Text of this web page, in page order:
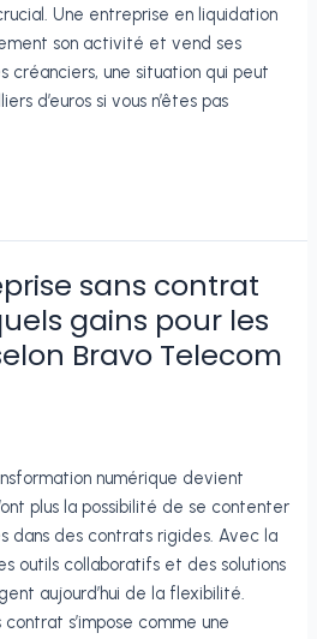
Une entreprise en liquidation
son activité et vend ses
créanciers, une situation qui peut
d’euros si vous n’êtes pas
sans contrat
gains pour les
Bravo Telecom
numérique devient
plus la possibilité de se contenter
dans des contrats rigides. Avec la
outils collaboratifs et des solutions
aujourd’hui de la flexibilité.
s’impose comme une